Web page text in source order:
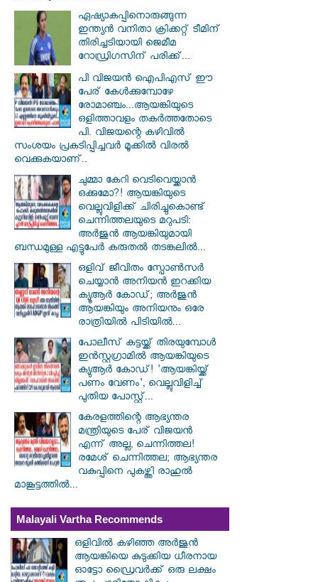
ഏഷ്യാകപ്പിനൊരുങ്ങുന്ന
ഇന്ത്യൻ വനിതാ ക്രിക്കറ്റ് ടീമിന്
തിരിച്ചടിയായി ജെമീമ
റോഡ്രിഗസിന് പരിക്ക്...
പി വിജയന്‍ ഐപിഎസ് ഈ
പേര് കേൾക്കുമ്പോഴേ
രോമാഞ്ചം...ആയങ്കിയുടെ
ഒളിത്താവളം തകര്‍ത്തതോടെ
പി. വിജയന്റെ കഴിവില്‍
സംശയം പ്രകടിപ്പിച്ചവര്‍ മൂക്കില്‍ വിരല്‍
വെക്കുകയാണ്..
ചുമ്മാ കേറി വെടിവെയ്ക്കാൻ
ഒക്കുമോ?! ആയങ്കിയുടെ
വെല്ലുവിളിക്ക് ചിരിച്ചുകൊണ്ട്
ചെന്നിത്തലയുടെ മറുപടി:
അർജുൻ ആയങ്കിയുമായി
ബന്ധമുള്ള എട്ടുപേർ കരുതൽ തടങ്കലിൽ...
ഒളിവ് ജീവിതം സ്പോൺസർ
ചെയ്യാൻ അനിയൻ ഇറക്കിയ
ക്യൂആർ കോഡ്; അർജുൻ
ആയങ്കിയും അനിയനും ഒരേ
രാത്രിയിൽ പിടിയിൽ...
പോലീസ് കട്ടയ്ക്ക് തിരയുമ്പോൾ
ഇൻസ്റ്റഗ്രാമിൽ ആയങ്കിയുടെ
ക്യുആർ കോഡ്! 'ആയങ്കിയ്ക്ക്
പണം വേണം', വെല്ലുവിളിച്ച്
പുതിയ പോസ്റ്റ്...
കേരളത്തിന്റെ ആഭ്യന്തര
മന്ത്രിയുടെ പേര് വിജയൻ
എന്ന് അല്ല, ചെന്നിത്തല!
രമേശ് ചെന്നിത്തല; ആഭ്യന്തര
വകുപ്പിനെ പുകഴ്ത്തി രാഹുൽ
മാങ്കൂട്ടത്തിൽ...
Malayali Vartha Recommends
ഒളിവിൽ കഴിഞ്ഞ അർജുൻ
ആയങ്കിയെ കുടുക്കിയ ധീരനായ
ഓട്ടോ ഡ്രൈവർക്ക് ഒരു ലക്ഷം